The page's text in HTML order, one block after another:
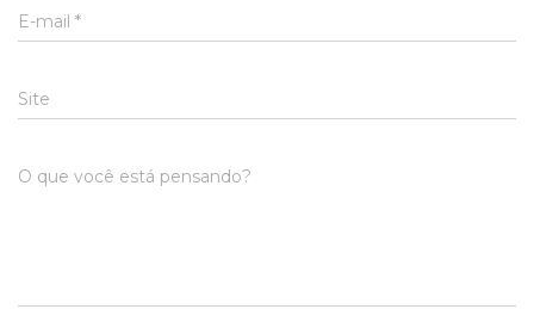
E-mail *
Site
O que você está pensando?